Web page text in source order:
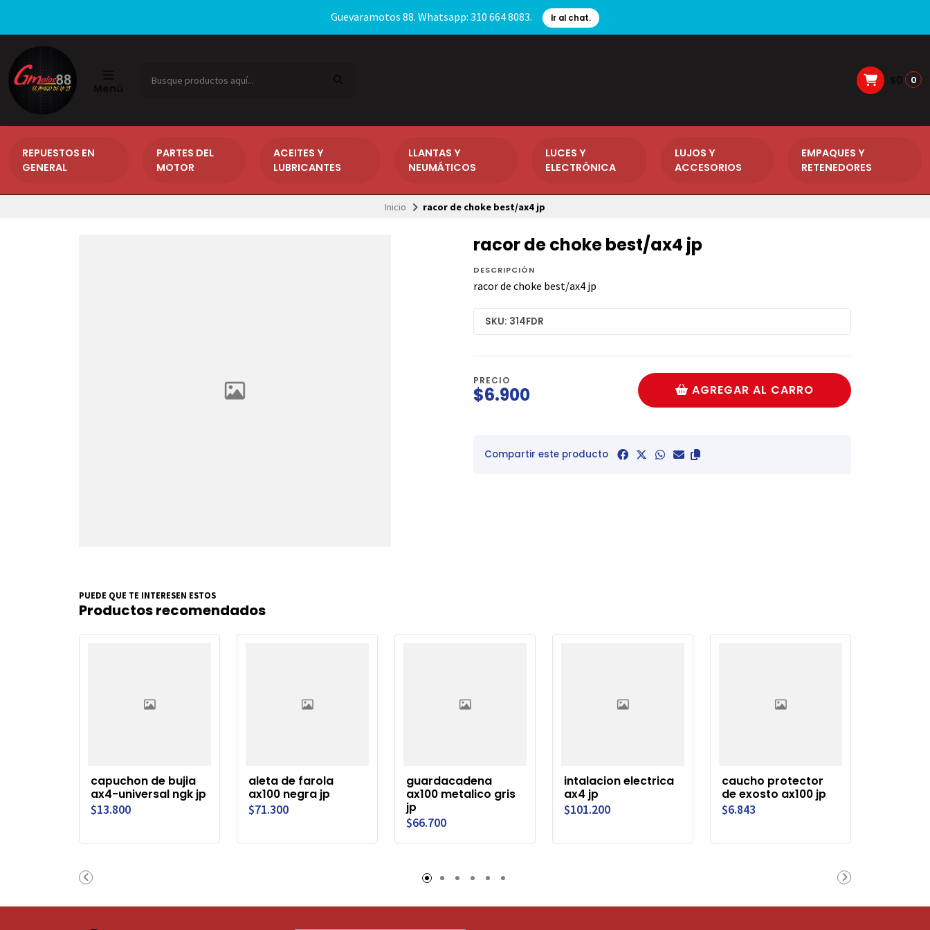
Guevaramotos 88. Whatsapp: 310 664 8083. Ir al chat.
0
REPUESTOS EN
GENERAL
PARTES DEL
MOTOR
ACEITES Y
LUBRICANTES
LLANTAS Y
NEUMÁTICOS
LUCES Y
ELECTRÓNICA
LUJOS Y
ACCESORIOS
EMPAQUES Y
RETENEDORES
Inicio racor de choke best/ax4 jp
racor de choke best/ax4 jp
DESCRIPCIÓN
racor de choke best/ax4 jp
SKU: 314FDR
PRECIO
$6.900 AGREGAR AL CARRO
Compartir este producto
PUEDE QUE TE INTERESEN ESTOS
Productos recomendados
capuchon de bujia
ax4-universal ngk jp
$13.800
aleta de farola
ax100 negra jp
$71.300
guardacadena
ax100 metalico gris
jp
$66.700
intalacion electrica
ax4 jp
$101.200
caucho protector
de exosto ax100 jp
$6.843